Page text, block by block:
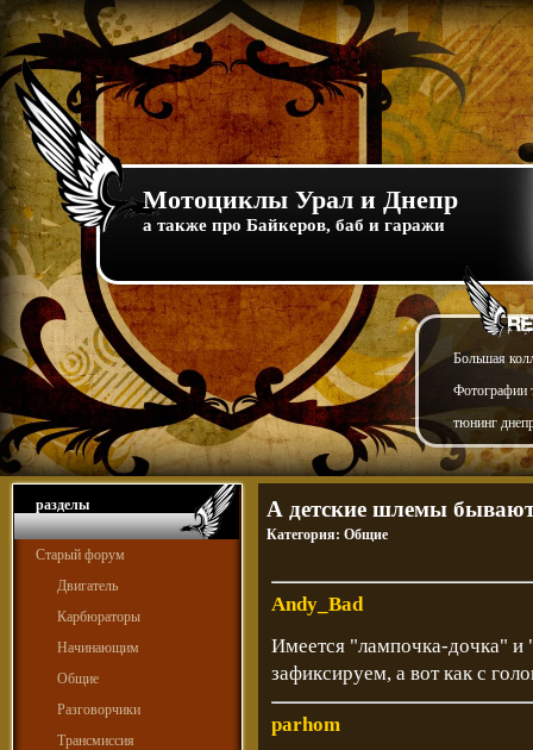
Мотоциклы Урал и Днепр
а также про Байкеров, баб и гаражи
Большая
Фотографии
тюнинг
разделы
Старый форум
Двигатель
Карбюраторы
Начинающим
Общие
Разговорчики
Трансмиссия
А детские шлемы
Категория: Общие
Andy_Bad
Имеется "лампочка-дочка" и
зафиксируем, а вот как с
parhom